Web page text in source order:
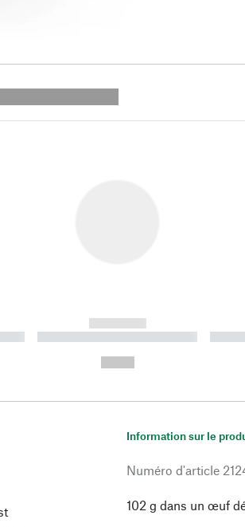
------------
----------- ----------- ----------
Information sur le
Numéro d'article
102 g dans un œuf